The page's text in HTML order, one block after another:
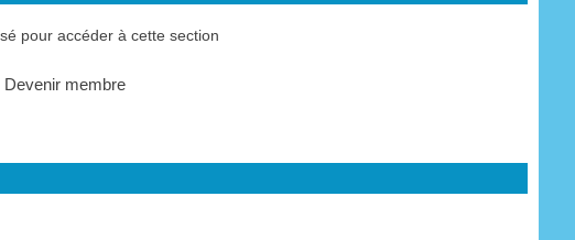
pour accéder à cette section
Devenir membre